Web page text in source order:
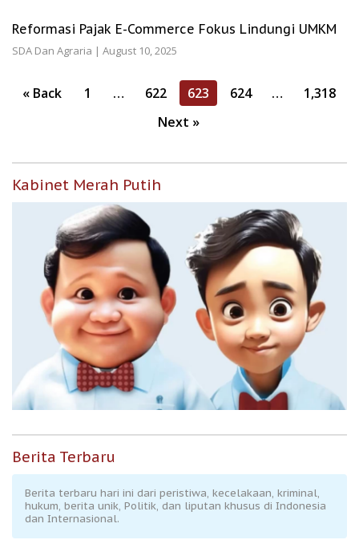
Reformasi Pajak E-Commerce Fokus Lindungi UMKM
SDA Dan Agraria | August 10, 2025
Posts
« Back 1 … 622 623 624 …
1,318
Next »
Kabinet Merah Putih
Berita Terbaru
Berita terbaru hari ini dari peristiwa, kecelakaan, kriminal,
hukum, berita unik, Politik, dan liputan khusus di Indonesia
dan Internasional.